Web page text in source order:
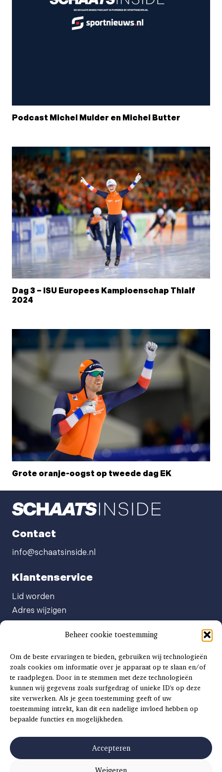
Beheer cookie toestemming
Om de beste ervaringen te bieden, gebruiken wij technologieën
zoals cookies om informatie over je apparaat op te slaan en/of
te raadplegen. Door in te stemmen met deze technologieën
kunnen wij gegevens zoals surfgedrag of unieke ID's op deze
site verwerken. Als je geen toestemming geeft of uw
toestemming intrekt, kan dit een nadelige invloed hebben op
bepaalde functies en mogelijkheden.
Accepteren
Podcast Michel Mulder en Michel Butter
Dag 3 – ISU Europees Kampioenschap Thialf
2024
Grote oranje-oogst op tweede dag EK
Contact
info@schaatsinside.nl
Klantenservice
Lid worden
Adres wijzigen
Abonnement opzeggen
Afgeven automatische incasso
Factuur betalen
Klachtenformulier
Overige vragen
Adverteren
Advertentie Tariefkaart 2025